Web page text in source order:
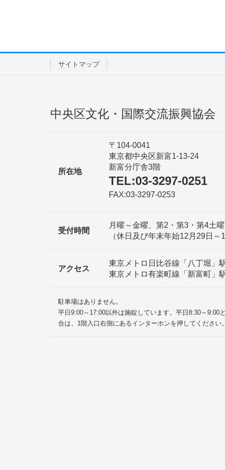
サイトマップ
中央区文化・国際交流振興協会
所在地
〒104-0041
東京都中央区新富1-13-24
新富分庁舎3階
TEL:03-3297-0251
FAX:03-3297-0253
受付時間
月曜～金曜、第2・第3・第4土
（休日及び年末年始12月29日～
アクセス
東京メトロ日比谷線「八丁堀」
東京メトロ有楽町線「新富町」
駐車場はありません。
平日9:00～17:00以外は施錠しています。平日8:30～9:00
合は、1階入口右側にあるインターホンを押してください。